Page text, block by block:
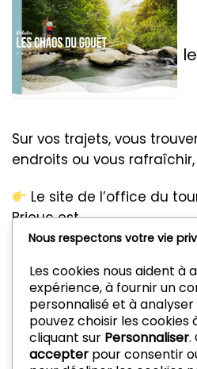
Sur vos trajets, vous
endroits ou vous
Le site de l’office du
Brieuc est
icihttps://
Nous respectons votre vie
Les cookies nous aident à
expérience, à fournir un
personnalisé et à
pouvez choisir les cookies
cliquant sur Personnaliser.
accepter pour consentir